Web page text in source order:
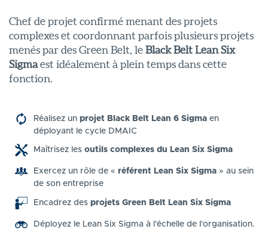
Chef de projet confirmé menant des projets
complexes et coordonnant parfois plusieurs projets
menés par des Green Belt, leBlack Belt Lean Six
Sigmaest idéalement à plein temps dans cette
fonction.
Réalisez un projet Black Belt Lean 6 Sigma en
déployant le cycle DMAIC
Maîtrisez les outils complexes du Lean Six Sigma
Exercez un rôle de « référent Lean Six Sigma » au sein
de son entreprise
Encadrez des projets Green Belt Lean Six Sigma
Déployez le Lean Six Sigma à l'échelle de l'organisation.